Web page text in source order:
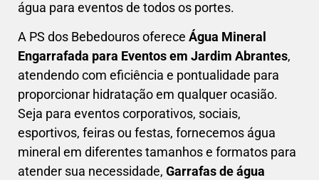
água para eventos de todos os portes.
A PS dos Bebedouros oferece Água Mineral
Engarrafada para Eventos em Jardim Abrantes,
atendendo com eficiência e pontualidade para
proporcionar hidratação em qualquer ocasião.
Seja para eventos corporativos, sociais,
esportivos, feiras ou festas, fornecemos água
mineral em diferentes tamanhos e formatos para
atender sua necessidade, Garrafas de água